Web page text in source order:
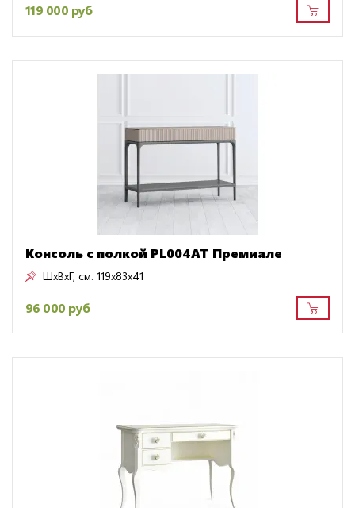
119 000 руб
Консоль с полкой PL004AT Премиале
ШxВxГ, см: 119x83x41
96 000 руб